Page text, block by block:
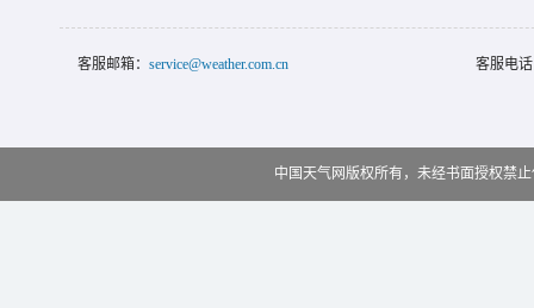
客服邮箱： service@weather.com.cn 客服电
中国天气网版权所有，未经书面授权